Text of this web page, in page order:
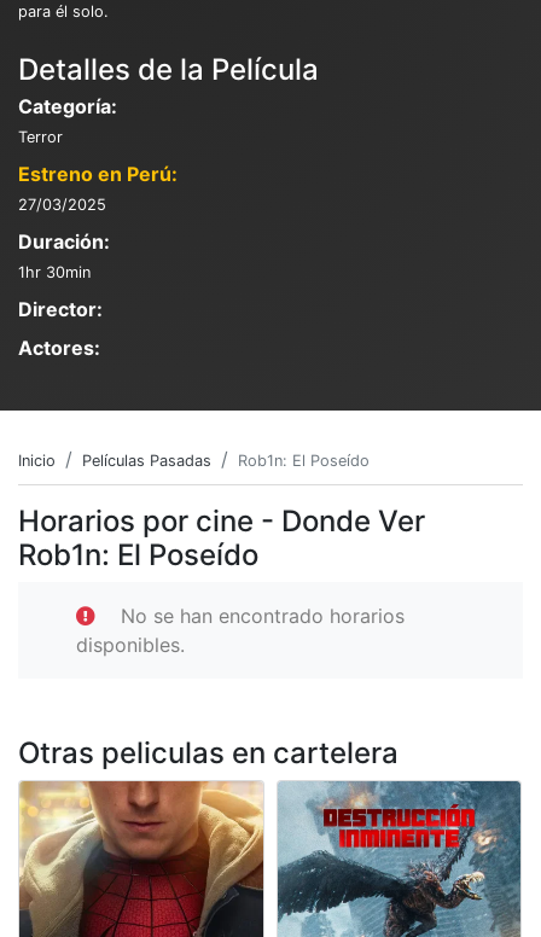
para él solo.
Detalles de la Película
Categoría:
Terror
Estreno en Perú:
27/03/2025
Duración:
1hr 30min
Director:
Actores:
Inicio Películas Pasadas Rob1n: El Poseído
Horarios por cine - Donde Ver
Rob1n: El Poseído
No se han encontrado horarios
disponibles.
Otras peliculas en cartelera